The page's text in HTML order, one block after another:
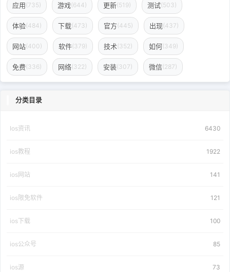
应用(735) 游戏(644) 更新(519) 测试(503)
体验(484) 下载(473) 官方(445) 出现(437)
网站(400) 软件(379) 技术(352) 如何(349)
免费(336) 网络(322) 安装(307) 微信(287)
分类目录
Ios资讯 6430
ios教程 1922
ios网站 141
ios限免软件 121
ios下载 100
ios公众号 85
ios源 73